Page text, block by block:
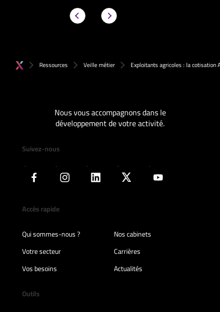
Ressources Veille métier Exploitants agricoles : la cotisation
Nous vous accompagnons dans le
développement de votre activité.
Suivez-nous
Accès rapide
Qui sommes-nous ?
Nos cabinets
Votre secteur
Carrières
Vos besoins
Actualités
Outils